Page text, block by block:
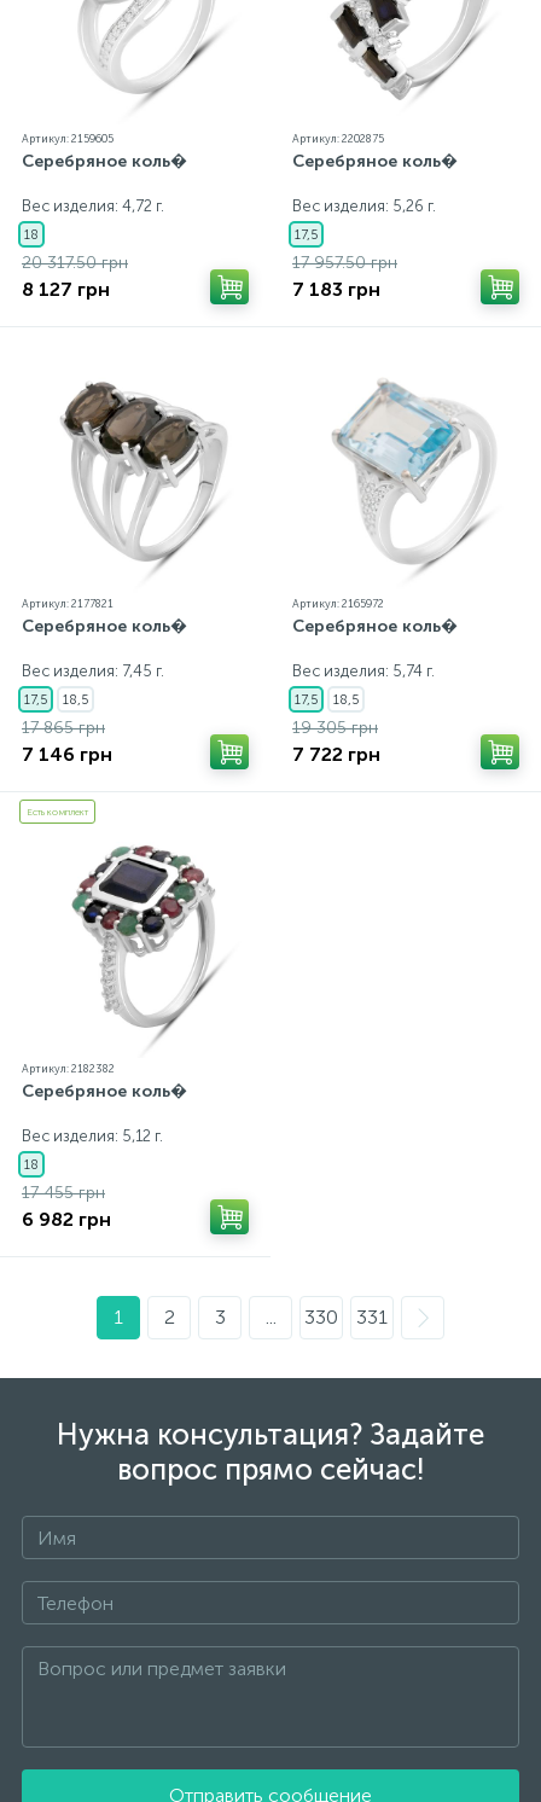
Артикул: 2159605
Серебряное коль�
Вес изделия: 4,72 г.
18
20 317.50 грн
8 127 грн
Артикул: 2202875
Серебряное коль�
Вес изделия: 5,26 г.
17,5
17 957.50 грн
7 183 грн
Артикул: 2177821
Серебряное коль�
Вес изделия: 7,45 г.
17,5 18,5
17 865 грн
7 146 грн
Артикул: 2165972
Серебряное коль�
Вес изделия: 5,74 г.
17,5 18,5
19 305 грн
7 722 грн
Есть комплект
Артикул: 2182382
Серебряное коль�
Вес изделия: 5,12 г.
18
17 455 грн
6 982 грн
1 2 3 ... 330 331
Нужна консультация? Задайте
вопрос прямо сейчас!
Отправить сообщение